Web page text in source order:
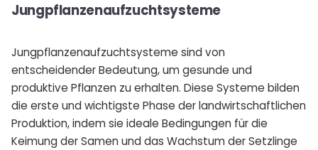
Jungpflanzenaufzuchtsysteme
Jungpflanzenaufzuchtsysteme sind von
entscheidender Bedeutung, um gesunde und
produktive Pflanzen zu erhalten. Diese Systeme bilden
die erste und wichtigste Phase der landwirtschaftlichen
Produktion, indem sie ideale Bedingungen für die
Keimung der Samen und das Wachstum der Setzlinge